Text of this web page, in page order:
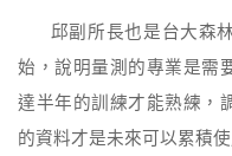
邱副所長也是台大森林
始，說明量測的專業是需
達半年的訓練才能熟練，
的資料才是未來可以累積使